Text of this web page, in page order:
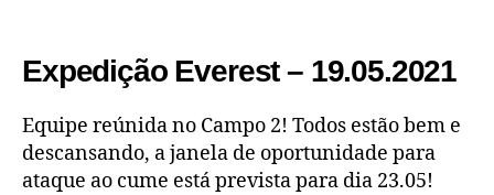
Expedição Everest – 19.05.2021
Equipe reúnida no Campo 2! Todos estão bem e
descansando, a janela de oportunidade para
ataque ao cume está prevista para dia 23.05!